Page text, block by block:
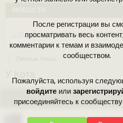
После регистрации вы
просматривать весь
комментарии к темам и
сообществом.
Пожалуйста, используя
войдите или
присоединяйтесь к
Иконки пользователя
Ваши собственные
Аналитика от Ассистента
Новая система
У Кота
🕒 Почему мы не